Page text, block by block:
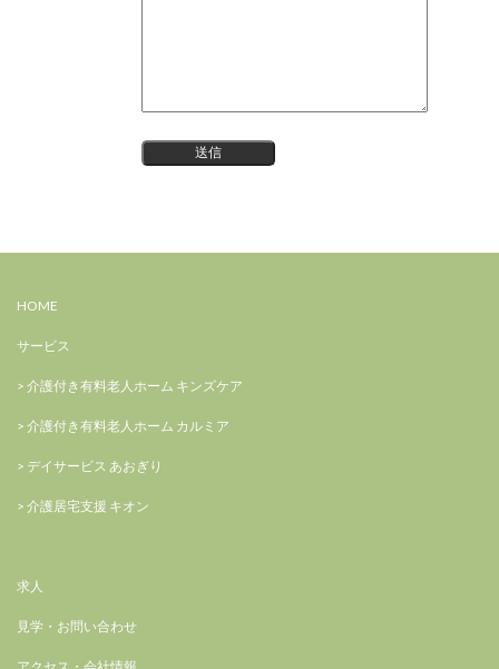
HOME
サービス
> 介護付き有料⽼⼈ホーム キンズケア
> 介護付き有料⽼⼈ホーム カルミア
> デイサービス あおぎり
> 介護居宅支援 キオン
求⼈
⾒学・お問い合わせ